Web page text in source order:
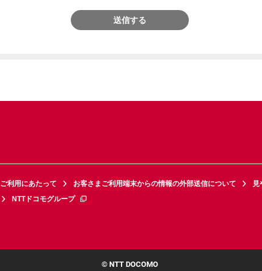
送信する
利用にあたって お客さまご利用端末からの情報の外部送信について
見
NTTドコモグループ
© NTT DOCOMO